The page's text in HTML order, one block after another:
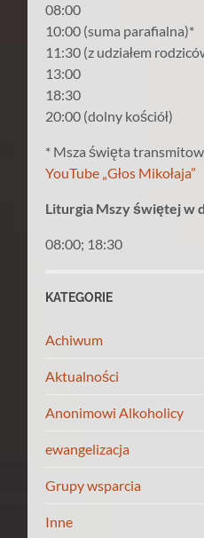
08:00
10:00 (suma parafialna)*
11:30 (z udziałem
13:00
18:30
20:00 (dolny kościół)
* Msza święta
YouTube „Głos Mikołaja”
Liturgia Mszy świętej w
08:00; 18:30
KATEGORIE
Achiwum
Aktualności
Anonimowi Alkoholicy
ewangelizacja
Grupy wsparcia
Inne